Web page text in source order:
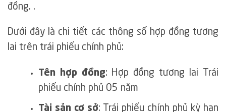
đồng. .
Dưới đây là chi tiết các thông số hợp đồng tương
lai trên trái phiếu chính phủ:
Tên hợp đồng: Hợp đồng tương lai Trái
phiếu chính phủ 05 năm
Tài sản cơ sở: Trái phiếu chính phủ kỳ hạn